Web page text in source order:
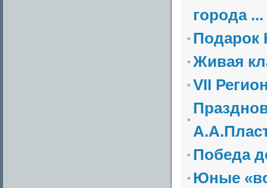
города ...
Подарок
Живая
VII
Победа
Юные